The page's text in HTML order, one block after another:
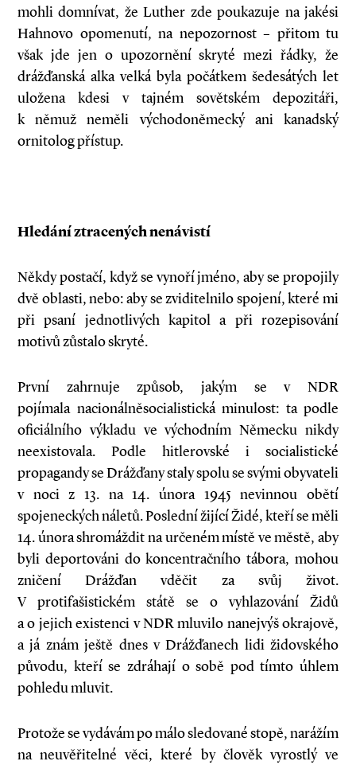
mohli domnívat, že Luther zde poukazuje na jakési
Hahnovo opomenutí, na nepozornost – přitom tu
však jde jen o upozornění skryté mezi řádky, že
drážďanská alka velká byla počátkem šedesátých let
uložena kdesi v tajném sovětském depozitáři,
k němuž neměli východoněmecký ani kanadský
ornitolog přístup.
Hledání ztracených nenávistí
Někdy postačí, když se vynoří jméno, aby se propojily
dvě oblasti, nebo: aby se zviditelnilo spojení, které mi
při psaní jednotlivých kapitol a při rozepisování
motivů zůstalo skryté.
První zahrnuje způsob, jakým se v NDR
pojímala nacionálněsocialistická minulost: ta podle
oficiálního výkladu ve východním Německu nikdy
neexistovala. Podle hitlerovské i socialistické
propagandy se Drážďany staly spolu se svými obyvateli
v noci z 13. na 14. února 1945 nevinnou obětí
spojeneckých náletů. Poslední žijící Židé, kteří se měli
14. února shromáždit na určeném místě ve městě, aby
byli deportováni do koncentračního tábora, mohou
zničení Drážďan vděčit za svůj život.
V protifašistickém státě se o vyhlazování Židů
a o jejich existenci v NDR mluvilo nanejvýš okrajově,
a já znám ještě dnes v Drážďanech lidi židovského
původu, kteří se zdráhají o sobě pod tímto úhlem
pohledu mluvit.
Protože se vydávám po málo sledované stopě, narážím
na neuvěřitelné věci, které by člověk vyrostlý ve